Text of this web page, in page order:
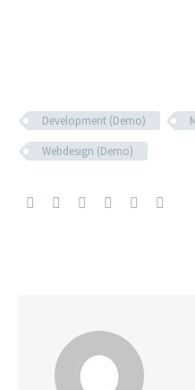
Development (Demo)
Webdesign (Demo)